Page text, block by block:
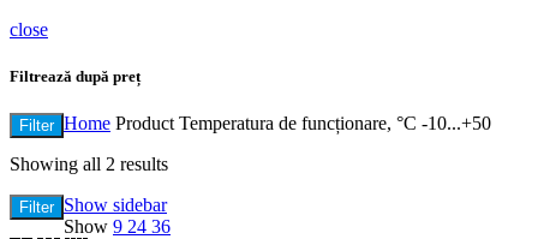
close
Filtrează după preț
Filter Home Product Temperatura de funcționare, °C -10...+50
Showing all 2 results
Filter Show sidebar
Show 9 24 36